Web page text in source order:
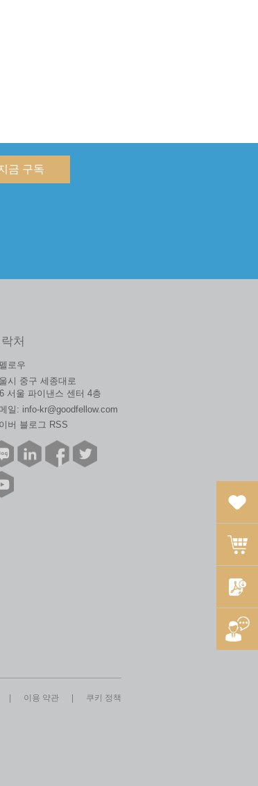
금 구독
처
로우
시 중구 세종대로
서울 파이낸스 센터 4층
일: info-kr@goodfellow.com
버 블로그 RSS
이용 약관 쿠키 정책